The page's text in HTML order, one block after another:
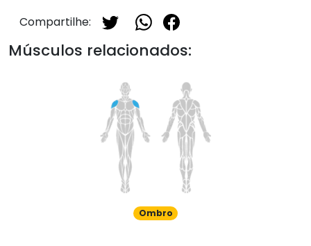
Compartilhe:
Músculos relacionados:
Ombro